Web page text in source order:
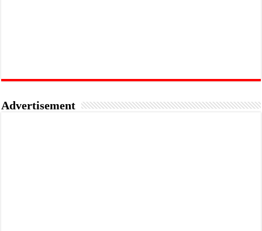
Advertisement